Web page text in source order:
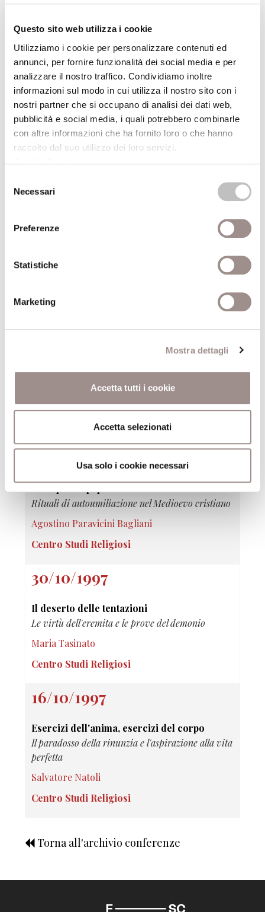
Questo sito web utilizza i cookie
Utilizziamo i cookie per personalizzare contenuti ed
annunci, per fornire funzionalità dei social media e per
analizzare il nostro traffico. Condividiamo inoltre
informazioni sul modo in cui utilizza il nostro sito con i
nostri partner che si occupano di analisi dei dati web,
pubblicità e social media, i quali potrebbero combinarle
con altre informazioni che ha fornito loro o che hanno
raccolto dal suo utilizzo dei loro servizi.
delNecessari
Preferenze
Statistiche
Marketing
Mostra dettagli
Accetta tutti i cookie
Accetta selezionati
Usa solo i cookie necessari
ALTRE CONFERENZE DEL CICLO
15/01/1998
La ricerca del corpo perfetto
Esperienze di automummificazione nell'ascetismo
dell'Asia orientale
Massimo Raveri
Il corpo indifferente
Albano Biondi
27/11/1997
Dominio del corpo e controllo della mente nelle
tradizioni religiose dell'India
Stefano Piano
Centro Studi Religiosi
13/11/1997
Rituali di autoumiliazione nel Medioevo cristiano
Agostino Paravicini Bagliani
Centro Studi Religiosi
30/10/1997
Il deserto delle tentazioni
Le virtù dell'eremita e le prove del demonio
Maria Tasinato
Centro Studi Religiosi
16/10/1997
Esercizi dell'anima, esercizi del corpo
Il paradosso della rinunzia e l'aspirazione alla vita
perfetta
Salvatore Natoli
Centro Studi Religiosi
Torna all'archivio conferenze